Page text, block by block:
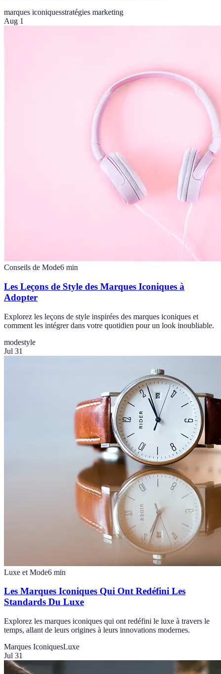
marques iconiquesstratégies marketing
Aug 1
Conseils de Mode6 min
Les Leçons de Style des Marques Iconiques à
Adopter
Explorez les leçons de style inspirées des marques iconiques et
comment les intégrer dans votre quotidien pour un look inoubliable.
modestyle
Jul 31
Luxe et Mode6 min
Les Marques Iconiques Qui Ont Redéfini Les
Standards Du Luxe
Explorez les marques iconiques qui ont redéfini le luxe à travers le
temps, allant de leurs origines à leurs innovations modernes.
Marques IconiquesLuxe
Jul 31